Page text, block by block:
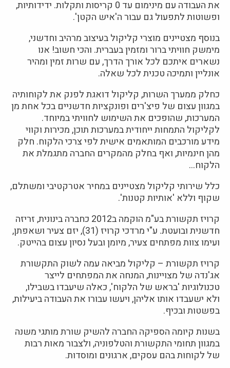
את העבודה עם מינימום עד 0 קריסות ותקלות. ידידותיות,
ופשוטות לתפעול גם עבור ה'איש הקטן'.
בנוסף מצטיינים מוצרי קליקול בעיצוב מרהיב וחדשני,
מימשק חוויתי ברור ומזמין בעברית. והכי חשוב! אנו
נשארים איתכם לכל אורך הדרך, עם שרות זמין ומהיר
אונליין ותמיכה טכנית לכל שאלה.
כחלק ממערך השרות, קליקול דואגת לפנק את לקוחותיה
במגוון עצום של פיצ'רים ופונקציות חדשניים בכל אחת מן
המערכות, שהופכים את השימוש לחוויתי במיוחד.
לקליקול התמחות ייחודית במערכות תוכן, מכירות וקווי
מידע מורכבים המותאמים אישית לפי צרכי הלקוח. חלק
מהן חינמיות, ואף בחלק מהמקרים החברה מתגמלת את
הלקוח…
כלל שירותי קליקול מצטיינים במחיר אטרקטיבי ומשתלם,
שקוף וללא 'אותיות קטנות'.
קרויז תקשורת בע"מ הוקמה ב2012 כחברה בינונית, זריזה
חדשנית ובועטת. ע"י מרדכי קרויז (31), יזם צעיר ושאפתן,
ועימו צוות מפתחים צעיר, מיומן ובעל נסיון עצום בהייטק.
קרויז תקשורת – קליקול מביאה עמה לשוק התקשורת
אג'נדה של מצויינות, המנחה את המפתחים לייצר
טכנולוגיות 'בראש של הלקוח', כאלה שיעבדו בשבילו,
ולא ישעבדו אותו אליהן, ויעשו עבורו את העבודה ביעילות,
בפשטות ובכיף.
בשנות קיומה הספיקה החברה להשיק שורת מותגי משנה
במגוון תחומי התקשורת והטלפוניה, ולצבור מאות רבות
של לקוחות בהם עסקים, ארגונים ומוסדות.